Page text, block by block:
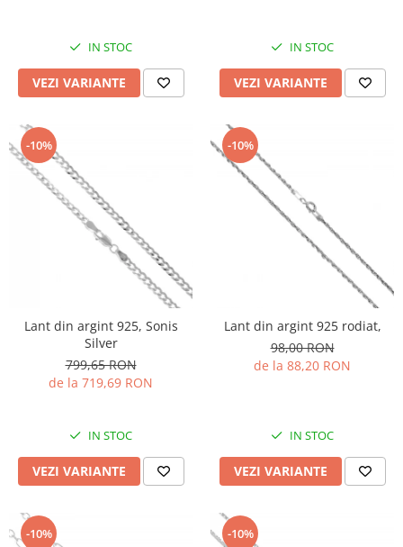
IN STOC
VEZI VARIANTE
IN STOC
VEZI VARIANTE
-10%
Lant din argint 925, Sonis
Silver
799,65 RON
de la 719,69 RON
IN STOC
VEZI VARIANTE
-10%
Lant din argint 925 rodiat,
98,00 RON
de la 88,20 RON
IN STOC
VEZI VARIANTE
-10% -10%